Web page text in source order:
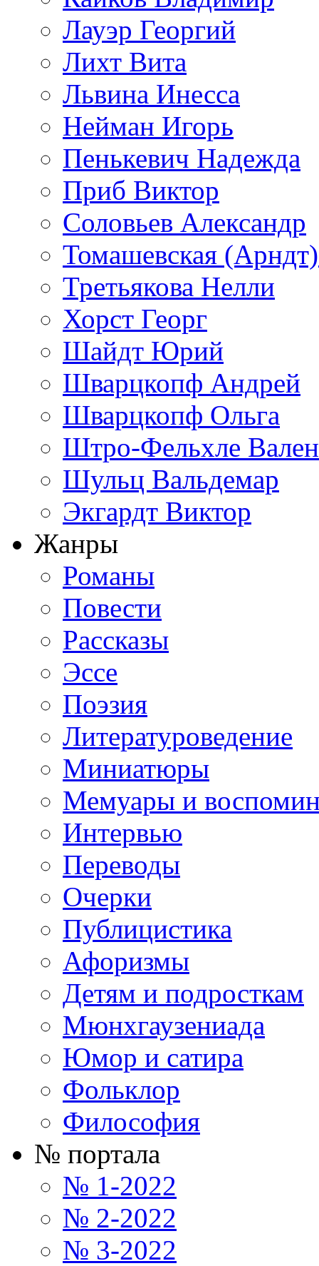
Лауэр Георгий
Лихт Вита
Львина Инесса
Нейман Игорь
Пенькевич Надежда
Приб Виктор
Соловьев Александр
Томашевская
Третьякова Нелли
Хорст Георг
Шайдт Юрий
Шварцкопф Андрей
Шварцкопф Ольга
Штро-Фельхле
Шульц Вальдемар
Экгардт Виктор
Жанры
Романы
Повести
Рассказы
Эссе
Поэзия
Литературоведение
Миниатюры
Мемуары и
Интервью
Переводы
Очерки
Публицистика
Афоризмы
Детям и подросткам
Мюнхгаузениада
Юмор и сатира
Фольклор
Философия
№ портала
№ 1-2022
№ 2-2022
№ 3-2022